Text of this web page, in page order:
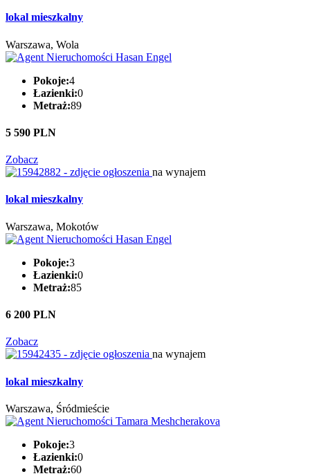
lokal mieszkalny
Warszawa, Wola
Pokoje:4
Łazienki:0
Metraż:89
5 590 PLN
Zobacz
na wynajem
lokal mieszkalny
Warszawa, Mokotów
Pokoje:3
Łazienki:0
Metraż:85
6 200 PLN
Zobacz
na wynajem
lokal mieszkalny
Warszawa, Śródmieście
Pokoje:3
Łazienki:0
Metraż:60